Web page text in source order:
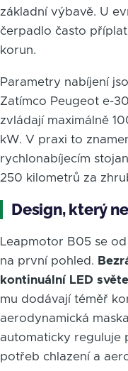
základní výbavě. U
čerpadlo často
korun.
Parametry nabíjení
Zatímco Peugeot e-
zvládají maximálně
kW. V praxi to
rychlonabíjecím
250 kilometrů za
Design, který
Leapmotor B05 se
na první pohled.
kontinuální LED
mu dodávají téměř
aerodynamická
automaticky reguluje
potřeb chlazení a